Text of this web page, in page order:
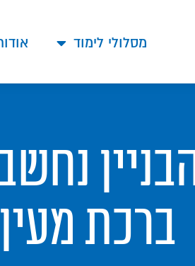
מסלולי לימוד
ברכת